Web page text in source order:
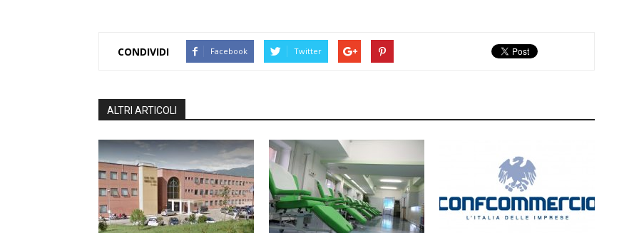
CONDIVIDI Facebook Twitter
ALTRI ARTICOLI